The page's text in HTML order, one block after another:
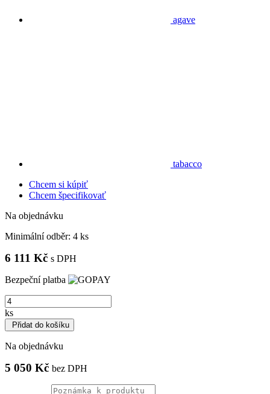
agave
tabacco
Chcem si kúpiť
Chcem špecifikovať
Na objednávku
Minimální odběr: 4 ks
6 111 Kč s DPH
Bezpeční platba
ks
Přidat do košíku
Na objednávku
5 050 Kč bez DPH